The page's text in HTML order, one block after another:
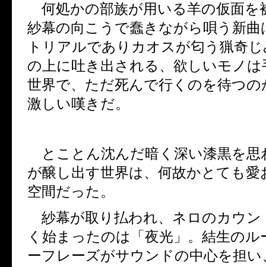
何処かの部族が用いる羊の仮面を
紗幕の向こうで蠢きながら唄う新
トリアルでありカオスが匂う猟奇
の上に吐き出される、欲しいモノ
世界で、ただ死んで行くのを待つ
激しい嘆きだ。
とことん沈んだ暗く深い漆黒を思
が醸し出す世界は、何故かとても愛
空間だった。
紗幕が取り払われ、ネロのカウン
く始まったのは「夜光」。結生の
ーフレーズがサウンドの中心を担